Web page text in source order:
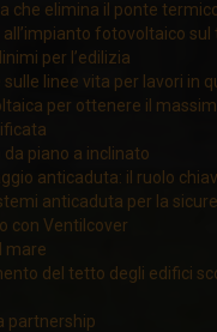
che elimina il ponte
all’impianto fotovoltaico
per l’edilizia
linee vita per lavori in
per ottenere il
piano a inclinato
anticaduta: il ruolo
anticaduta per la
con Ventilcover
mare
del tetto degli edifici
partnership